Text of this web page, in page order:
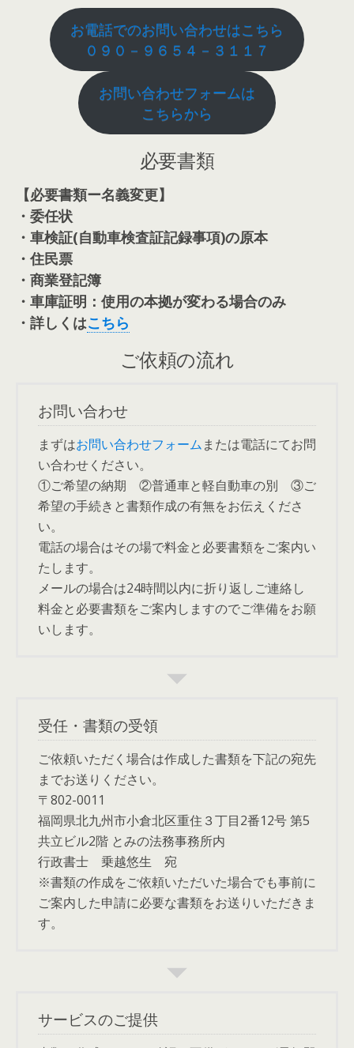
お電話でのお問い合わせはこちら
０９０－９６５４－３１１７
お問い合わせフォームは
こちらから
必要書類
【必要書類ー名義変更】
・委任状
・車検証(自動車検査証記録事項)の原本
・住民票
・商業登記簿
・車庫証明：使用の本拠が変わる場合のみ
・詳しくはこちら
ご依頼の流れ
お問い合わせ
まずはお問い合わせフォームまたは電話にてお問
い合わせください。
①ご希望の納期 ②普通車と軽自動車の別 ③ご
希望の手続きと書類作成の有無をお伝えくださ
い。
電話の場合はその場で料金と必要書類をご案内い
たします。
メールの場合は24時間以内に折り返しご連絡し
料金と必要書類をご案内しますのでご準備をお願
いします。
受任・書類の受領
ご依頼いただく場合は作成した書類を下記の宛先
までお送りください。
〒802-0011
福岡県北九州市小倉北区重住３丁目2番12号 第5
共立ビル2階 とみの法務事務所内
行政書士 乗越悠生 宛
※書類の作成をご依頼いただいた場合でも事前に
ご案内した申請に必要な書類をお送りいただきま
す。
サービスのご提供